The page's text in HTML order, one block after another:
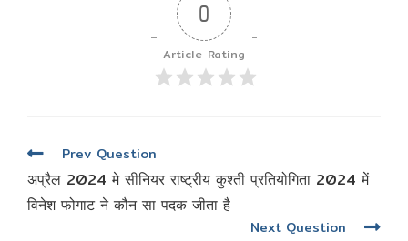
0
Article Rating
पोस्ट
नेविगेशन
Prev Question
अप्रैल 2024 मे सीनियर राष्ट्रीय कुश्ती प्रतियोगिता 2024 में
विनेश फोगाट ने कौन सा पदक जीता है
Next Question